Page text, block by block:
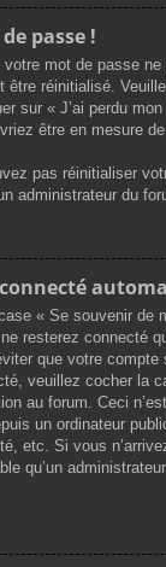
passe !
mot de passe
être réinitialisé.
sur « J’ai perdu
être en mesure
pas réinitialiser
administrateur du
« Se souvenir de
resterez connecté
que votre compte
veuillez cocher la
au forum. Ceci
un ordinateur
etc. Si vous
qu’un